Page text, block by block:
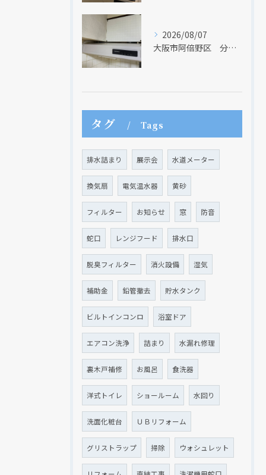
2026/08/07
大阪市阿倍野区 分譲マンションのレンジフード取替リフォーム工事 タカラスタンダード
タグ Tags
排水詰まり 展示会 水道メーター
換気扇 電気温水器 黄砂
フィルター お知らせ 窓 防音
蛇口 レンジフード 排水口
脱臭フィルター 消火設備 湿気
補助金 鉛管撤去 貯水タンク
ビルトインコンロ 浴室ドア
エアコン洗浄 詰まり 水漏れ修理
裏木戸補修 お風呂 食洗器
洋式トイレ ショールーム 水回り
洗面化粧台 ＵＢリフォーム
グリストラップ 掃除 ウォシュレット